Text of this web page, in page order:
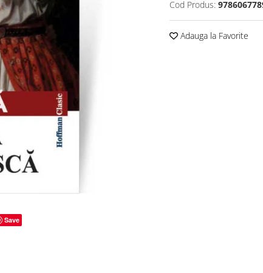
Save
Cod Produs:
Adauga la Favorite